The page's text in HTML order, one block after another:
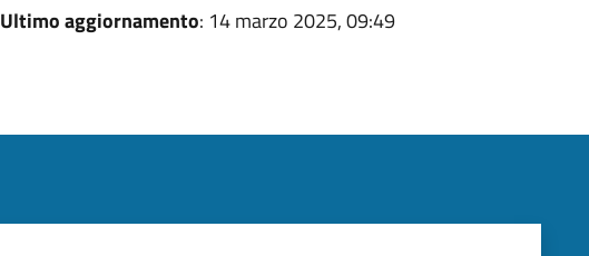
Ultimo aggiornamento: 14 marzo 2025, 09:49